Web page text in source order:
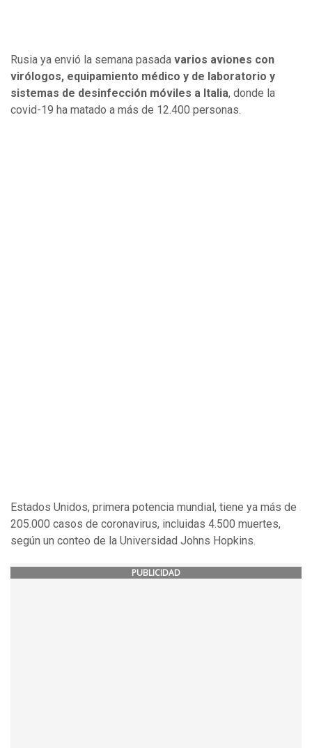
Rusia ya envió la semana pasada varios aviones con
virólogos, equipamiento médico y de laboratorio y
sistemas de desinfección móviles a Italia, donde la
covid-19 ha matado a más de 12.400 personas.
Estados Unidos, primera potencia mundial, tiene ya más de
205.000 casos de coronavirus, incluidas 4.500 muertes,
según un conteo de la Universidad Johns Hopkins.
PUBLICIDAD